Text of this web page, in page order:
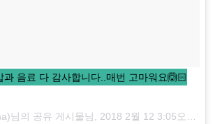
과 음료 다 감사합니다..매번 고마워요🙆🏻
님의 공유 게시물님, 2018 2월 12 3:05오전 PST